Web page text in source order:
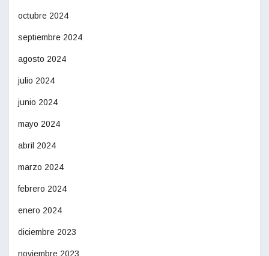
octubre 2024
septiembre 2024
agosto 2024
julio 2024
junio 2024
mayo 2024
abril 2024
marzo 2024
febrero 2024
enero 2024
diciembre 2023
noviembre 2023